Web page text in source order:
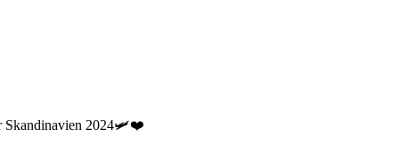
Skandinavien 2024🛩️❤️